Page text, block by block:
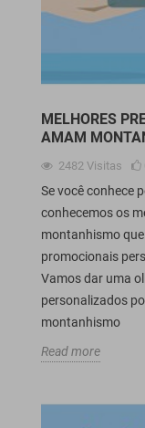
MELHORES
AMAM
2482 Visitas
Se você conhece
conhecemos os
montanhismo
promocionais
Vamos dar uma
personalizados
montanhismo
Read more